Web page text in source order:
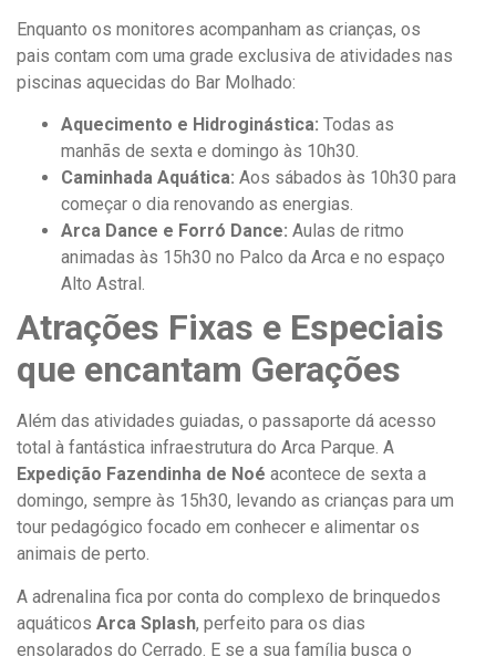
Enquanto os monitores acompanham as crianças, os
pais contam com uma grade exclusiva de atividades nas
piscinas aquecidas do Bar Molhado:
Aquecimento e Hidroginástica: Todas as
manhãs de sexta e domingo às 10h30.
Caminhada Aquática: Aos sábados às 10h30 para
começar o dia renovando as energias.
Arca Dance e Forró Dance: Aulas de ritmo
animadas às 15h30 no Palco da Arca e no espaço
Alto Astral.
Atrações Fixas e Especiais
que encantam Gerações
Além das atividades guiadas, o passaporte dá acesso
total à fantástica infraestrutura do Arca Parque. A
Expedição Fazendinha de Noé acontece de sexta a
domingo, sempre às 15h30, levando as crianças para um
tour pedagógico focado em conhecer e alimentar os
animais de perto.
A adrenalina fica por conta do complexo de brinquedos
aquáticos Arca Splash, perfeito para os dias
ensolarados do Cerrado. E se a sua família busca o